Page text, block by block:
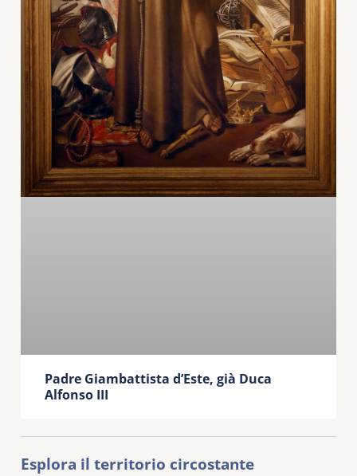
Padre Giambattista d’Este, già Duca
Alfonso III
Esplora il territorio circostante